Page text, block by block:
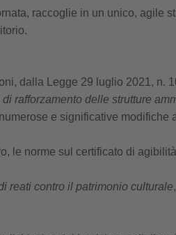
raccoglie in un unico, agile
dalla Legge 29 luglio 2021, n.
rafforzamento delle strutture
e significative modifiche
le norme sul certificato di
reati contro il patrimonio culturale